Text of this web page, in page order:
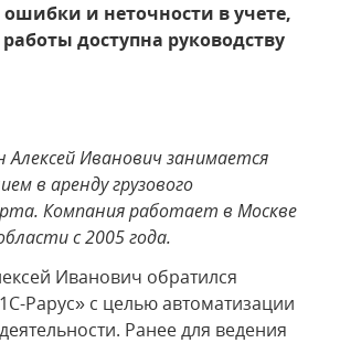
ошибки и неточности в учете,
доступна руководству
Алексей Иванович занимается
в аренду грузового
Компания работает в Москве
с 2005 года.
Иванович обратился
Рарус» с целью автоматизации
Ранее для ведения